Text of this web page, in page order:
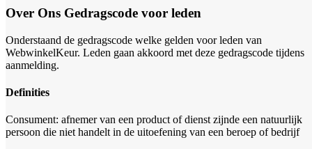
Over Ons Gedragscode voor leden
Onderstaand de gedragscode welke gelden voor leden van
WebwinkelKeur. Leden gaan akkoord met deze gedragscode tijdens
aanmelding.
Definities
Consument: afnemer van een product of dienst zijnde een natuurlijk
persoon die niet handelt in de uitoefening van een beroep of bedrijf